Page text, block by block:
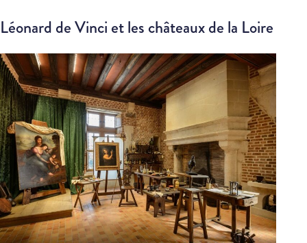
Léonard de Vinci et les châteaux de la Loire